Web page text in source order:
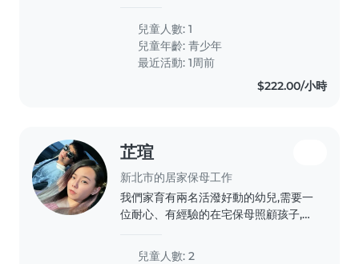
who loves exploring new things
兒童人數: 1
兒童年齡:青少年
最近活動: 1周前
$222.00/小時
芷瑄
新北市的居家保母工作
我們家育有兩名活潑好動的幼兒,需要一
位耐心、有經驗的在宅保母照顧孩子,且
關經驗的夥伴與我聯繫安排面談。
兒童人數: 2